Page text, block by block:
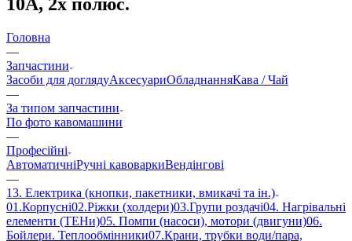
Головна
—
Запчастини
Засоби для доглядуАксесуариОбладнанняКава / Чай
—
За типом запчастини
По фото кавомашини
—
Професійні
АвтоматичніРучні кавоваркиВендінгові
—
13. Електрика (кнопки, пакетники, вмикачі та ін.)
01.Корпусні02.Ріжки (холдери)03.Групи роздачі04. Нагрівальні
елементи (ТЕНи)05. Помпи (насоси), мотори (двигуни)06.
Бойлери. Теплообмінники07.Крани, трубки води/пара,